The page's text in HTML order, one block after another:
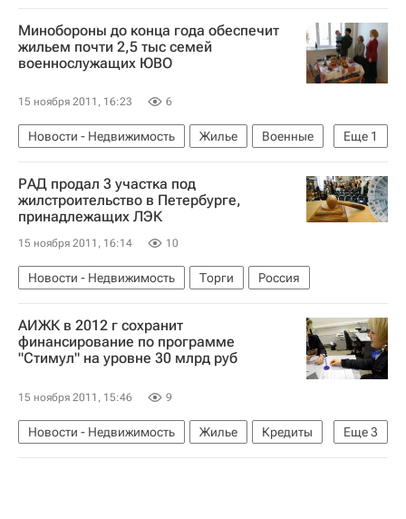
Минобороны до конца года обеспечит
жильем почти 2,5 тыс семей
военнослужащих ЮВО
15 ноября 2011, 16:23 6
Еще 1
Новости - Недвижимость Жилье
Военные
Россия
РАД продал 3 участка под
жилстроительство в Петербурге,
принадлежащих ЛЭК
15 ноября 2011, 16:14 10
Новости - Недвижимость Торги Россия
АИЖК в 2012 г сохранит
финансирование по программе
"Стимул" на уровне 30 млрд руб
15 ноября 2011, 15:46 9
Еще3
Новости - Недвижимость Жилье
Кредиты
Ипотека
АИЖК Россия